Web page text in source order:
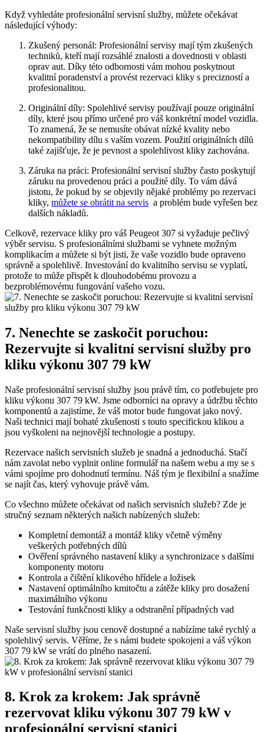
Když vyhledáte profesionální servisní služby, můžete ⁤očekávat
následující​ výhody:
Zkušený personál:‌ Profesionální ⁣servisy mají ⁤tým zkušených
‍techniků,​ kteří mají ​rozsáhlé znalosti ⁢a ‌dovednosti v​ oblasti
oprav‍ aut. Díky této odbornosti ‌vám mohou ⁤poskytnout⁤
kvalitní poradenství⁣ a ​provést rezervaci kliky s precizností a
profesionalitou.
Originální díly: ⁤Spolehlivé servisy používají⁣ pouze ​originální
díly, které jsou přímo určené pro váš⁤ konkrétní⁣ model ‌vozidla.
To⁤ znamená,‍ že se nemusíte obávat nízké kvality nebo
nekompatibility dílu s​ vaším ⁤vozem. Použití ⁣originálních⁤ dílů
také zajišťuje,⁣ že je pevnost a spolehlivost kliky zachována.
Záruka⁢ na práci:⁢ Profesionální servisní služby‌ často ⁢poskytují
záruku na provedenou práci a ⁤použité díly.‌ To vám dává
jistotu, ⁣že pokud⁢ by se objevily nějaké problémy⁤ po rezervaci
kliky, můžete ⁢se‌ obrátit⁣ na servis ​ a problém bude vyřešen bez
‌dalších​ nákladů.
Celkově, rezervace kliky pro váš Peugeot 307 ⁤si vyžaduje pečlivý
výběr servisu. S profesionálními službami se ⁢vyhnete možným
komplikacím⁣ a ⁣můžete ⁤si být ‍jisti, že ⁢vaše vozidlo bude opraveno
správně a spolehlivě. Investování do kvalitního⁢ servisu se vyplatí,​
protože to může přispět​ k dlouhodobému provozu a
bezproblémovému⁣ fungování vašeho‍ vozu.
7. Nenechte se zaskočit poruchou: ​
Rezervujte ⁢si kvalitní servisní‍ služby pro
⁤kliku výkonu 307 79⁢ kW
Naše ​profesionální‍ servisní služby jsou právě⁢ tím, ​co potřebujete pro
kliku výkonu 307⁣ 79 ​kW. Jsme odborníci ‍na opravy a⁢ údržbu těchto
komponentů a zajistíme, že⁤ váš motor bude fungovat jako ⁤nový.
Naši technici mají ⁣bohaté⁤ zkušenosti ⁣s‍ touto specifickou klikou a
jsou vyškoleni na nejnovější technologie a postupy.
Rezervace ​našich servisních ⁣služeb je snadná a jednoduchá. Stačí
nám zavolat nebo vyplnit online formulář‌ na⁣ našem webu a my se s
vámi spojíme pro dohodnutí ​termínu. ⁢Náš ⁢tým ‌je flexibilní a⁤ snažíme
‍se najít čas, který vyhovuje právě ⁤vám. ​
Co všechno můžete očekávat od našich‍ servisních služeb? Zde je
stručný seznam některých našich nabízených ‌služeb:
Kompletní demontáž‍ a montáž​ kliky ‍včetně výměny​
veškerých⁤ potřebných‍ dílů
Ověření správného nastavení kliky a synchronizace s⁣ dalšími
‍komponenty motoru
Kontrola ​a ⁣čištění klikového hřídele a ložisek
Nastavení optimálního kmitočtu a⁢ zátěže kliky pro‍ dosažení
maximálního ‌výkonu
Testování funkčnosti kliky a odstranění případných vad
Naše servisní ⁤služby jsou cenově dostupné a ⁣nabízíme také rychlý‌ a
spolehlivý ⁢servis. Věříme, že s⁣ námi budete ⁣spokojeni a váš výkon
307 ‍79 kW se⁣ vrátí do ‍plného ​nasazení.
8. Krok za krokem: Jak správně
rezervovat kliku výkonu ⁤307 ‌79 kW v
profesionální ⁢servisní stanici